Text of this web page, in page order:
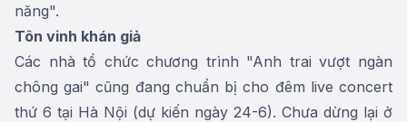
năng".
Tôn vinh khán giả
Các nhà tổ chức chương trình "Anh trai vượt ngàn
chông gai" cũng đang chuẩn bị cho đêm live concert
thứ 6 tại Hà Nội (dự kiến ngày 24-6). Chưa dừng lại ở